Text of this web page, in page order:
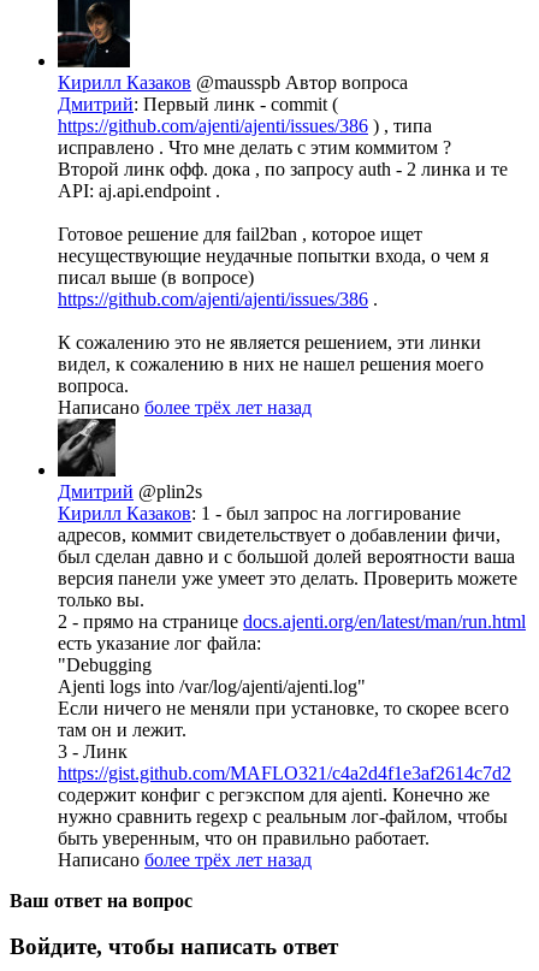
Кирилл Казаков @mausspb Автор вопроса
Дмитрий: Первый линк - commit (
https://github.com/ajenti/ajenti/issues/386 ) , типа
исправлено . Что мне делать с этим коммитом ?
Второй линк офф. дока , по запросу auth - 2 линка и те
API: aj.api.endpoint .
Готовое решение для fail2ban , которое ищет
несуществующие неудачные попытки входа, о чем я
писал выше (в вопросе)
https://github.com/ajenti/ajenti/issues/386 .
К сожалению это не является решением, эти линки
видел, к сожалению в них не нашел решения моего
вопроса.
Написано более трёх лет назад
Дмитрий @plin2s
Кирилл Казаков: 1 - был запрос на логгирование
адресов, коммит свидетельствует о добавлении фичи,
был сделан давно и с большой долей вероятности ваша
версия панели уже умеет это делать. Проверить можете
только вы.
2 - прямо на странице docs.ajenti.org/en/latest/man/run.html
есть указание лог файла:
"Debugging
Ajenti logs into /var/log/ajenti/ajenti.log"
Если ничего не меняли при установке, то скорее всего
там он и лежит.
3 - Линк
https://gist.github.com/MAFLO321/c4a2d4f1e3af2614c7d2
содержит конфиг с регэкспом для ajenti. Конечно же
нужно сравнить regexp с реальным лог-файлом, чтобы
быть уверенным, что он правильно работает.
Написано более трёх лет назад
Ваш ответ на вопрос
Войдите, чтобы написать ответ